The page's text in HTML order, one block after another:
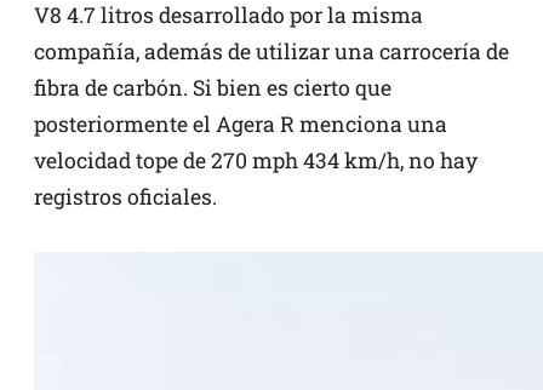
V8 4.7 litros desarrollado por la misma
compañía, además de utilizar una carrocería de
fibra de carbón. Si bien es cierto que
posteriormente el Agera R menciona una
velocidad tope de 270 mph 434 km/h, no hay
registros oficiales.